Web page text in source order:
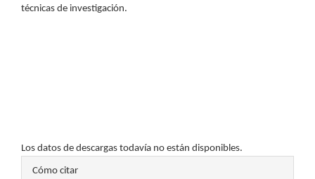
técnicas de investigación.
Los datos de descargas todavía no están disponibles.
Detalles
Cómo citar